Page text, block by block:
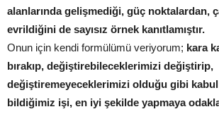
alanlarında gelişmediği, güç noktalardan,
evrildiğini de sayısız örnek kanıtlamıştır.
Onun için kendi formülümü veriyorum; kara
bırakıp, değiştirebileceklerimizi değiştirip,
değiştiremeyeceklerimizi olduğu gibi
bildiğimiz işi, en iyi şekilde yapmaya